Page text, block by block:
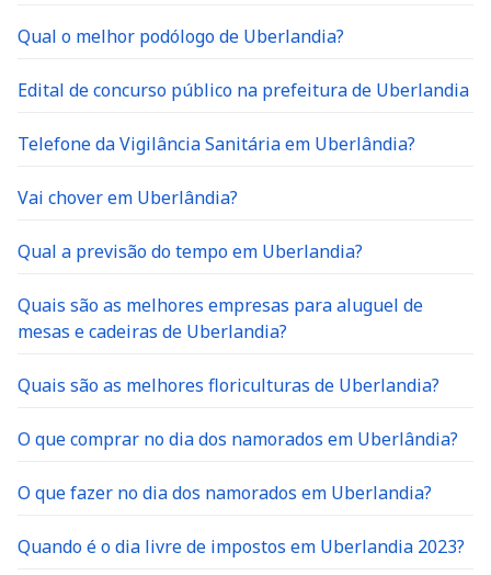
Qual o melhor podólogo de Uberlandia?
Edital de concurso público na prefeitura de Uberlandia
Telefone da Vigilância Sanitária em Uberlândia?
Vai chover em Uberlândia?
Qual a previsão do tempo em Uberlandia?
Quais são as melhores empresas para aluguel de
mesas e cadeiras de Uberlandia?
Quais são as melhores floriculturas de Uberlandia?
O que comprar no dia dos namorados em Uberlândia?
O que fazer no dia dos namorados em Uberlandia?
Quando é o dia livre de impostos em Uberlandia 2023?